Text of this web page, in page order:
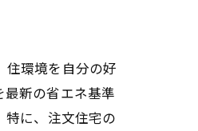
住環境を自分の好
新の省エネ基準
特に、注文住宅の